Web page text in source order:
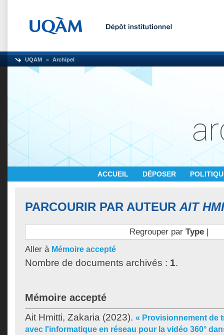
UQAM Archipel
ACCUEIL DÉPOSER
PARCOURIR PAR AUTEUR AIT
Regrouper par Type|
Aller à Mémoire accepté
Nombre de documents archivés : 1.
Mémoire accepté
Ait Hmitti, Zakaria (2023). « Provisionnement de
avec l'informatique en réseau pour la vidéo 360°